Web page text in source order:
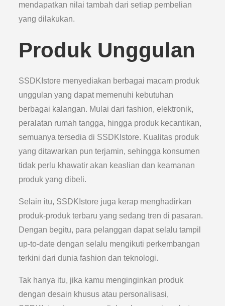
mendapatkan nilai tambah dari setiap pembelian
yang dilakukan.
Produk Unggulan
SSDKIstore menyediakan berbagai macam produk
unggulan yang dapat memenuhi kebutuhan
berbagai kalangan. Mulai dari fashion, elektronik,
peralatan rumah tangga, hingga produk kecantikan,
semuanya tersedia di SSDKIstore. Kualitas produk
yang ditawarkan pun terjamin, sehingga konsumen
tidak perlu khawatir akan keaslian dan keamanan
produk yang dibeli.
Selain itu, SSDKIstore juga kerap menghadirkan
produk-produk terbaru yang sedang tren di pasaran.
Dengan begitu, para pelanggan dapat selalu tampil
up-to-date dengan selalu mengikuti perkembangan
terkini dari dunia fashion dan teknologi.
Tak hanya itu, jika kamu menginginkan produk
dengan desain khusus atau personalisasi,